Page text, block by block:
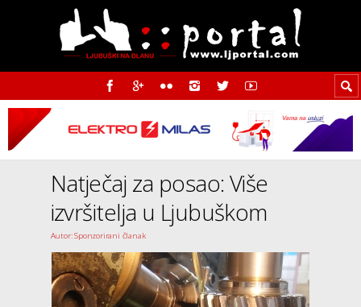
Natječaj za posao: Više
izvršitelja u Ljubuškom
Autor: Sponzorirani članak